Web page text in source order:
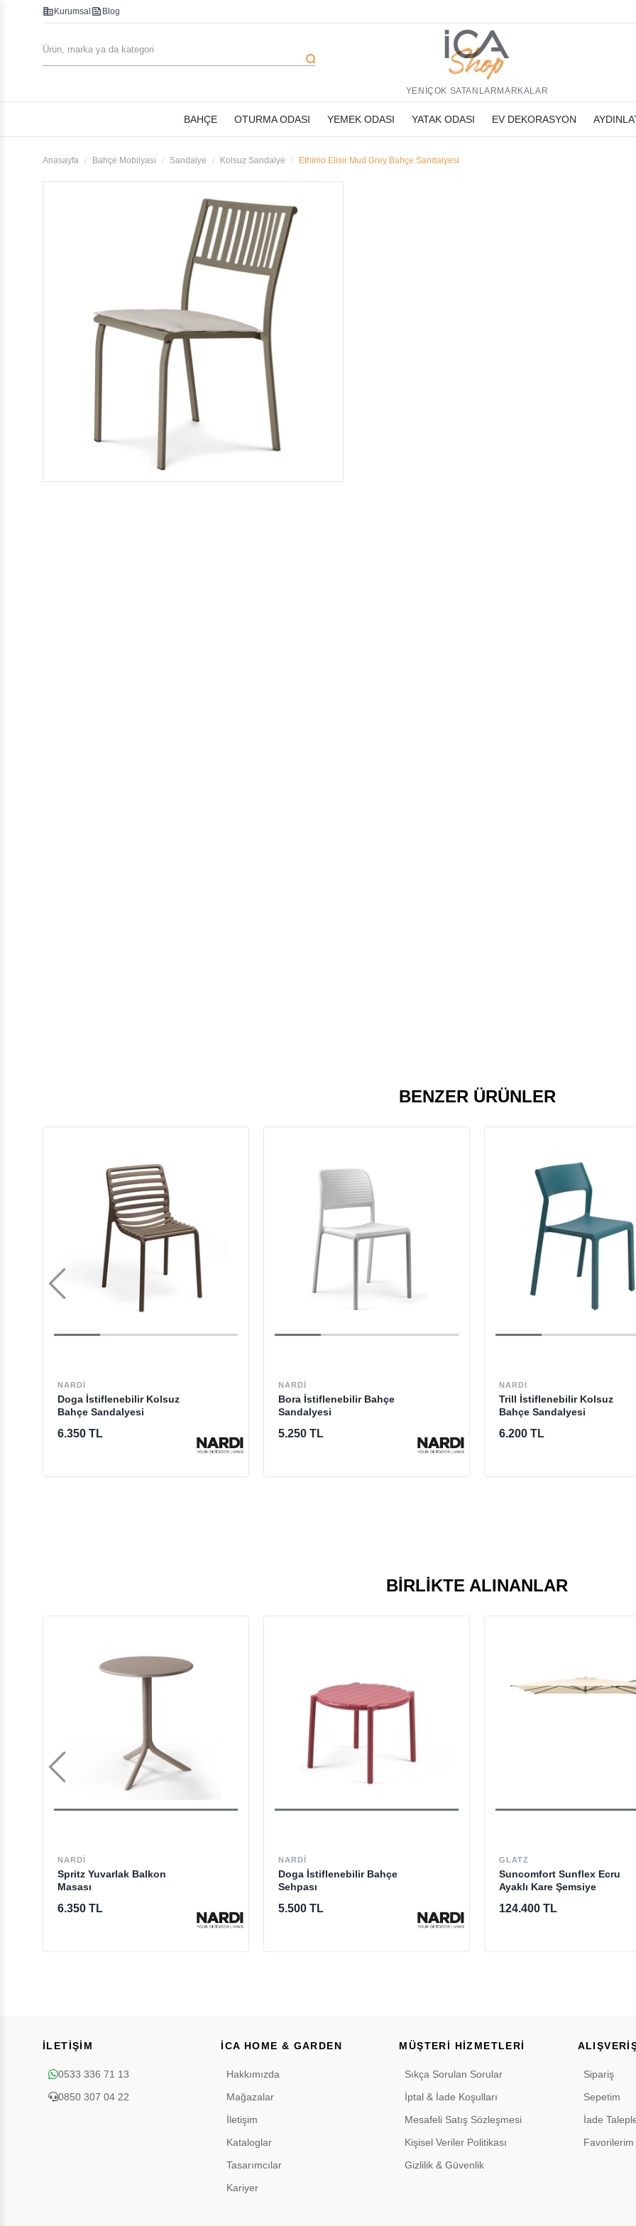
corporate_fare Kurumsal feed Blog
search
YENİÇOK SATANLAR MARKALAR
BAHÇE OTURMA ODASI YEMEK ODASI YATAK ODASI EV DEKORASYON
Anasayfa Bahçe Mobilyası Sandalye Kolsuz Sandalye Ethimo Elisir Mud Grey Bahçe Sandalyesi
BENZER ÜRÜNLER
NARDI
Doga İstiflenebilir Kolsuz
Bahçe Sandalyesi
6.350 TL
NARDI
Bora İstiflenebilir Bahçe
Sandalyesi
5.250 TL
NARDI
Trill İstiflenebilir Kolsuz
Bahçe Sandalyesi
6.200 TL
BIRLIKTE ALINANLAR
NARDI
Spritz Yuvarlak Balkon
Masası
6.350 TL
NARDI
Doga İstiflenebilir Bahçe
Sehpası
5.500 TL
GLATZ
Suncomfort Sunflex Ecru
Ayaklı Kare Şemsiye
124.400 TL
İLETİŞİM
0533 336 71 13
0850 307 04 22
İCA HOME & GARDEN
Hakkımızda
Mağazalar
İletişim
Kataloglar
Tasarımcılar
Kariyer
MÜŞTERİ HİZMETLERİ
Sıkça Sorulan Sorular
İptal & İade Koşulları
Mesafeli Satış Sözleşmesi
Kişisel Veriler Politikası
Gizlilik & Güvenlik
Sipariş
Sepetim
İade
Favorilerim